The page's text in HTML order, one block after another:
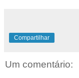
Compartilhar
Um comentário: